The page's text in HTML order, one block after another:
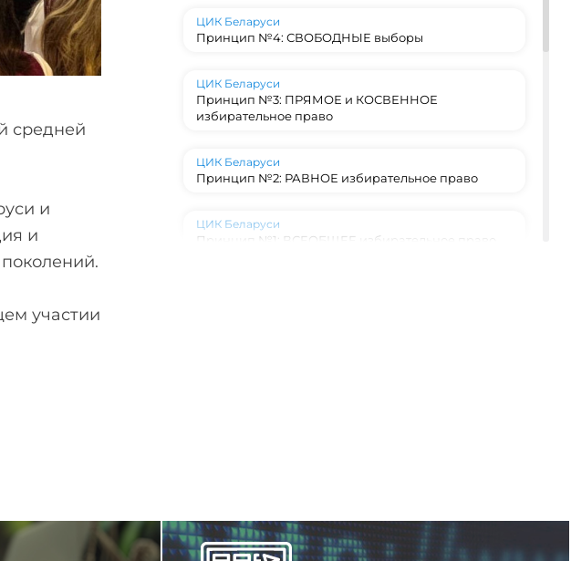
средней
и
и
участии
ЦИК Беларуси
Принцип №4: СВОБОДНЫЕ выборы
ЦИК Беларуси
Принцип №3: ПРЯМОЕ и КОСВЕННОЕ
избирательное право
ЦИК Беларуси
Принцип №2: РАВНОЕ избирательное право
ЦИК Беларуси
Принцип №1: ВСЕОБЩЕЕ избирательное право
ЦИК Беларуси